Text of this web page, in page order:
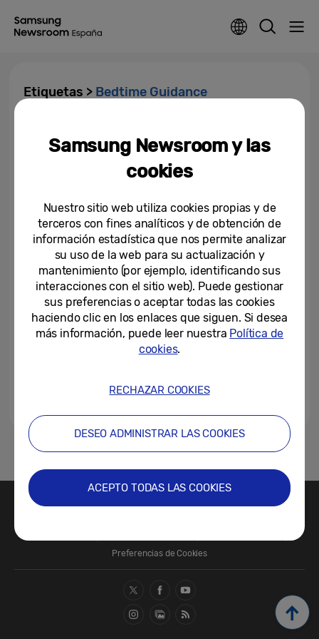
Etiquetas > Bedtime Guidance
Cómo Samsung está abordando
la apnea del sueño para dar...
Cómo el innovador sensor del
Galaxy Watch abre nuevos
caminos en la atención...
08-08-2025
1
Términos de Uso
Preferencias de Cookies
Samsung Newsroom y las
cookies
Nuestro sitio web utiliza cookies propias y de
terceros con fines analíticos y de obtención de
información estadística que nos permite analizar
su uso de la web para su actualización y
mantenimiento (por ejemplo, identificando sus
interacciones con el sitio web). Puede gestionar
sus preferencias o aceptar todas las cookies
haciendo clic en los enlaces que siguen. Si desea
más información, puede leer nuestra Política de
cookies.
RECHAZAR COOKIES
DESEO ADMINISTRAR LAS COOKIES
ACEPTO TODAS LAS COOKIES